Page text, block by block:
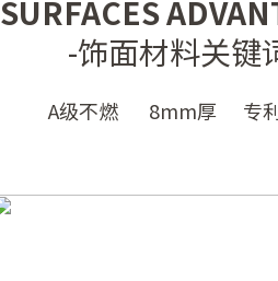
SURFACES
-饰面材料关键
A级不燃 8mm厚 专